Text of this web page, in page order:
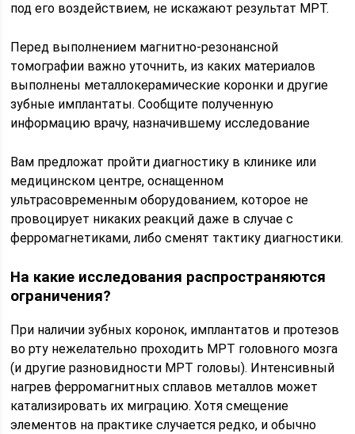
под его воздействием, не искажают результат МРТ.
Перед выполнением магнитно-резонансной
томографии важно уточнить, из каких материалов
выполнены металлокерамические коронки и другие
зубные имплантаты. Сообщите полученную
информацию врачу, назначившему исследование
Вам предложат пройти диагностику в клинике или
медицинском центре, оснащенном
ультрасовременным оборудованием, которое не
провоцирует никаких реакций даже в случае с
ферромагнетиками, либо сменят тактику диагностики.
На какие исследования распространяются
ограничения?
При наличии зубных коронок, имплантатов и протезов
во рту нежелательно проходить МРТ головного мозга
(и другие разновидности МРТ головы). Интенсивный
нагрев ферромагнитных сплавов металлов может
катализировать их миграцию. Хотя смещение
элементов на практике случается редко, и обычно